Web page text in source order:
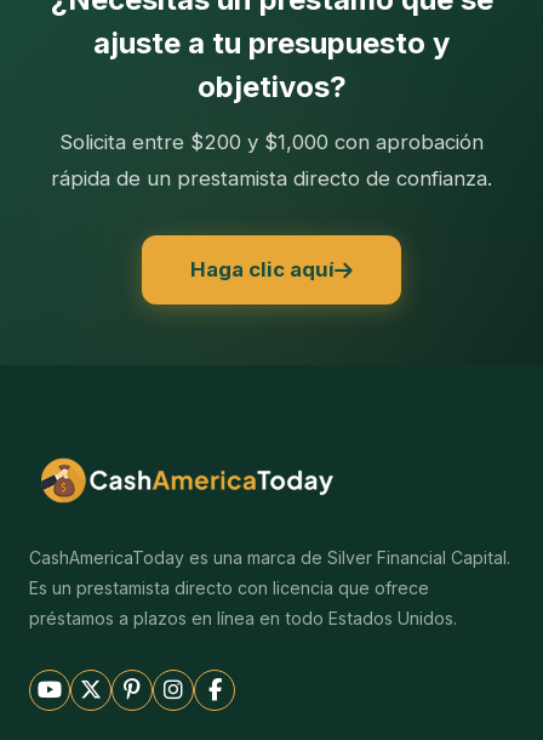
ajuste a tu presupuesto y
objetivos?
Solicita entre $200 y $1,000 con aprobación
rápida de un prestamista directo de confianza.
Haga clic aquí
CashAmericaToday es una marca de Silver Financial Capital.
Es un prestamista directo con licencia que ofrece
préstamos a plazos en línea en todo Estados Unidos.